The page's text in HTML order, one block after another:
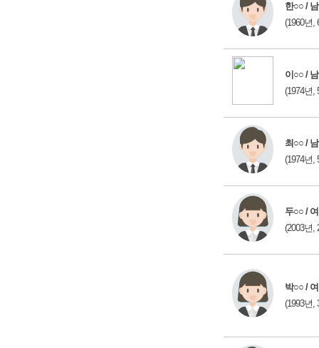
한○○ / 남
(1960년,
이○○ / 남
(1974년,
최○○ / 남
(1974년,
두○○ / 여
(2003년,
박○○ / 여
(1993년,